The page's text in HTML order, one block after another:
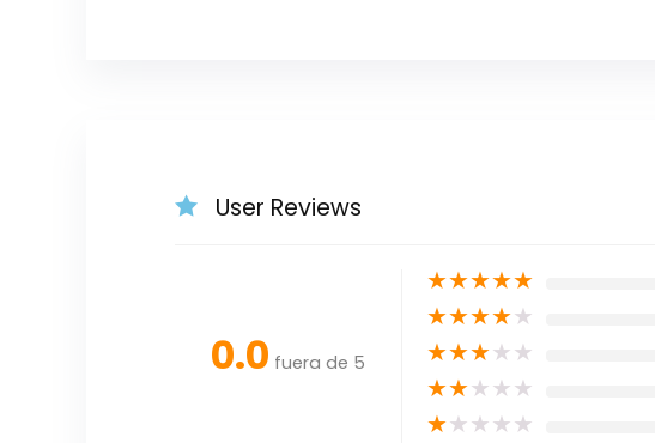
User Reviews
0.0 fuera de 5
★★★★★
★★★★★
★★★★★
★★★★★
★★★★★